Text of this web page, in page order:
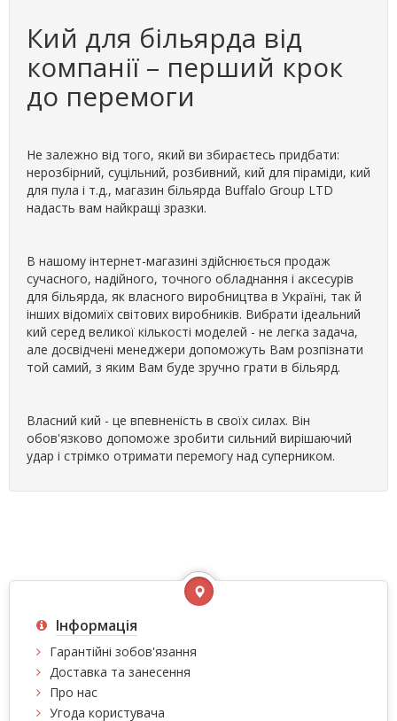
Кий для більярда від
компанії – перший крок
до перемоги
Не залежно від того, який ви збираєтесь придбати:
нерозбірний, суцільний, розбивний, кий для піраміди, кий
для пула і т.д., магазин більярда Buffalo Group LTD
надасть вам найкращі зразки.
В нашому інтернет-магазині здійснюється продаж
сучасного, надійного, точного обладнання і аксесурів
для більярда, як власного виробництва в Україні, так й
інших відомиїх світових виробників. Вибрати ідеальний
кий серед великої кількості моделей - не легка задача,
але досвідчені менеджери допоможуть Вам розпізнати
той самий, з яким Вам буде зручно грати в більярд.
Власний кий - це впевненість в своїх силах. Він
обов'язково допоможе зробити сильний вирішаючий
удар і стрімко отримати перемогу над суперником.
Інформація
Гарантійні зобов'язання
Доставка та занесення
Про нас
Угода користувача